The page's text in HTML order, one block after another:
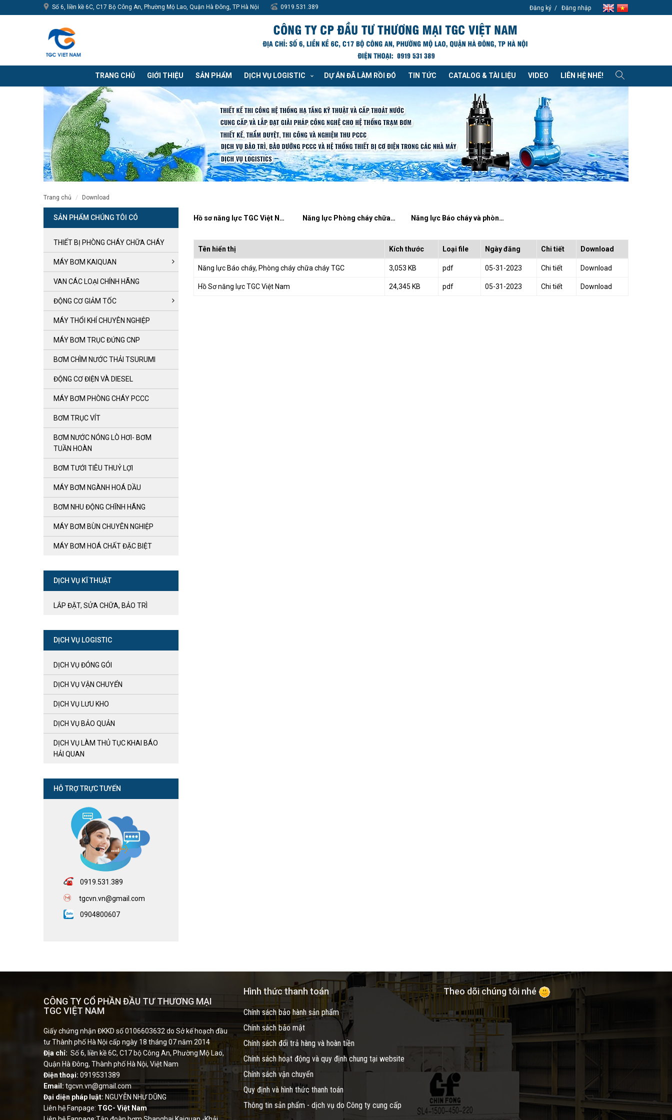
Số 6, liền kề 6C, C17 Bộ Công An, Phường Mộ Lao, Quận Hà Đông, TP Hà Nội 0919.531.389 Đăng ký Đăng nhập
TRANG CHỦ GIỚI THIỆU SẢN PHẨM DỊCH VỤ LOGISTIC DỰ ÁN ĐÃ LÀM RỒI ĐÓ TIN TỨC CATALOG & TÀI LIỆU VIDEO LIÊN HỆ NHÉ!
trang chủ download
SẢN PHẨM CHÚNG TÔI CÓ
THIẾT BỊ PHÒNG CHÁY CHỮA CHÁY
MÁY BƠM KAIQUAN
VAN CÁC LOẠI CHÍNH HÃNG
ĐỘNG CƠ GIẢM TỐC
MÁY THỔI KHÍ CHUYÊN NGHIỆP
MÁY BƠM TRỤC ĐỨNG CNP
BƠM CHÌM NƯỚC THẢI TSURUMI
ĐỘNG CƠ ĐIỆN VÀ DIESEL
MÁY BƠM PHÒNG CHÁY PCCC
BƠM TRỤC VÍT
BƠM NƯỚC NÓNG LÒ HƠI- BƠM
TUẦN HOÀN
BƠM TƯỚI TIÊU THUỶ LỢI
MÁY BƠM NGÀNH HOÁ DẦU
BƠM NHU ĐỘNG CHĨNH HÃNG
MÁY BƠM BÙN CHUYÊN NGHIỆP
MÁY BƠM HOÁ CHẤT ĐẶC BIỆT
DỊCH VỤ KĨ THUẬT
LẮP ĐẶT, SỬA CHỮA, BẢO TRÌ
DỊCH VỤ LOGISTIC
DỊCH VỤ ĐÓNG GÓI
DỊCH VỤ VẬN CHUYỂN
DỊCH VỤ LƯU KHO
DỊCH VỤ BẢO QUẢN
DỊCH VỤ LÀM THỦ TỤC KHAI BÁO
HẢI QUAN
HỖ TRỢ TRỰC TUYẾN
0919.531.389
tgcvn.vn@gmail.com
0904800607
Hồ sơ năng lực TGC Việt Nam Năng lực Phòng cháy chữa cháy TGC Năng lực Báo cháy và phòng cháy chữa cháy
Tên hiển thị Kích thước Loại file Ngày đăng Chi tiết Download
Năng lực Báo cháy, Phòng cháy chữa cháy TGC 3,053 KB pdf 05-31-2023 Chi tiết Download
Hồ Sơ năng lực TGC Việt Nam 24,345 KB pdf 05-31-2023 Chi tiết Download
CÔNG TY CỔ PHẦN ĐẦU TƯ THƯƠNG MẠI
TGC VIỆT NAM
Giấy chứng nhận ĐKKD số 0106603632 do Sở kế hoạch đầu
tư Thành phố Hà Nội cấp ngày 18 tháng 07 năm 2014
Địa chỉ: Số 6, liền kề 6C, C17 bộ Công An, Phường Mộ Lao,
Quận Hà Đông, Thành phố Hà Nội, Việt Nam
Điện thoại: 0919531389
Email: tgcvn.vn@gmail.com
Đại diện pháp luật: NGUYỄN NHƯ DŨNG
Liên hệ Fanpage: TGC- Việt Nam
Hình thức thanh toán
Chính sách bảo hành sản phẩm
Chính sách bảo mật
Chính sách đổi trả hàng và hoàn tiền
Chính sách hoạt động và quy định chung tại website
Chính sách vận chuyển
Quy định và hình thức thanh toán
Thông tin sản phẩm - dịch vụ do Công ty cung cấp
Theo dõi chúng tôi nhé